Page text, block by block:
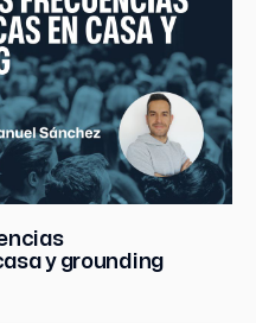
y grounding